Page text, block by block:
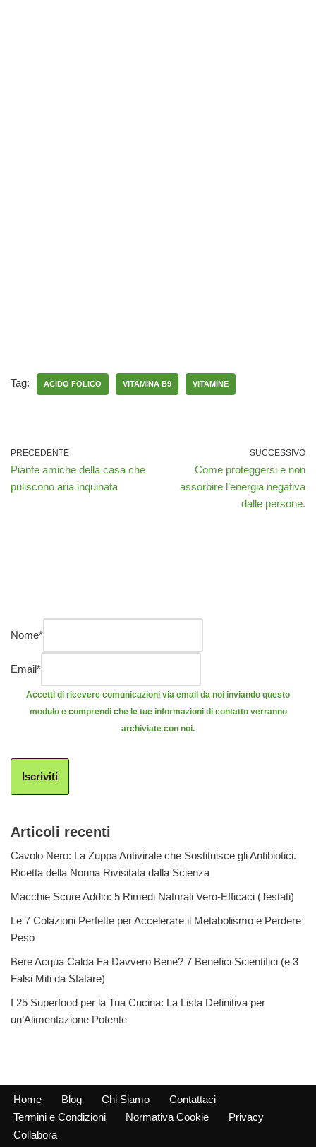
Tag: ACIDO FOLICO VITAMINA B9 VITAMINE
PRECEDENTE
Piante amiche della casa che
puliscono aria inquinata
SUCCESSIVO
Come proteggersi e non
assorbire l’energia negativa
dalle persone.
Nome*
Email*
Accetti di ricevere comunicazioni via email da noi inviando questo
modulo e comprendi che le tue informazioni di contatto verranno
archiviate con noi.
Iscriviti
Articoli recenti
Cavolo Nero: La Zuppa Antivirale che Sostituisce gli Antibiotici.
Ricetta della Nonna Rivisitata dalla Scienza
Macchie Scure Addio: 5 Rimedi Naturali Vero-Efficaci (Testati)
Le 7 Colazioni Perfette per Accelerare il Metabolismo e Perdere
Peso
Bere Acqua Calda Fa Davvero Bene? 7 Benefici Scientifici (e 3
Falsi Miti da Sfatare)
I 25 Superfood per la Tua Cucina: La Lista Definitiva per
un’Alimentazione Potente
Home Blog Chi Siamo
Contattaci
Termini e Condizioni
Normativa Cookie
Privacy
Collabora